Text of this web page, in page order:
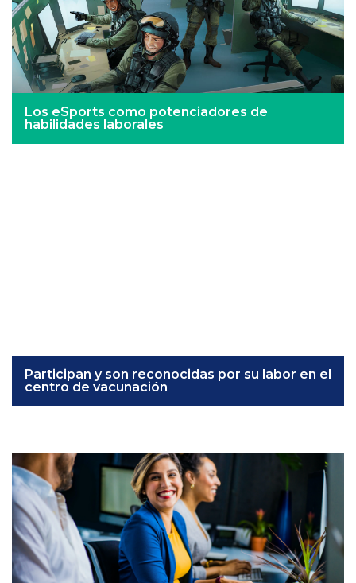
Los eSports como potenciadores de
habilidades laborales
Participan y son reconocidas por su labor en el
centro de vacunación